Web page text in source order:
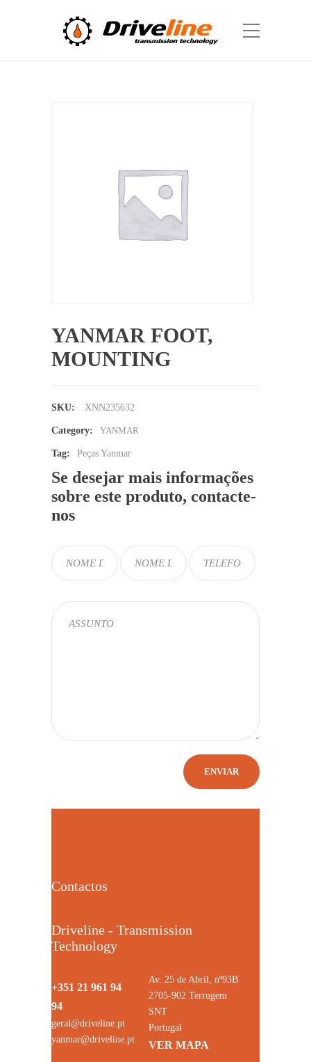
YANMAR FOOT,
MOUNTING
SKU: XNN235632
Category: YANMAR
Tag: Peças Yanmar
Se desejar mais informações
sobre este produto, contacte-
nos
Contactos
Driveline - Transmission
Technology
+351 21 961 94
94
geral@driveline.pt
yanmar@driveline.pt
Av. 25 de Abril, nº93B
2705-902 Terrugem
SNT
Portugal
VER MAPA